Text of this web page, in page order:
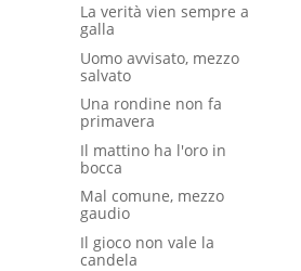
La verità vien sempre a
galla
Uomo avvisato, mezzo
salvato
Una rondine non fa
primavera
Il mattino ha l'oro in
bocca
Mal comune, mezzo
gaudio
Il gioco non vale la
candela